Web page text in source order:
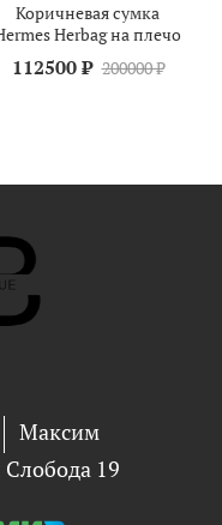
Коричневая сумка
Herbag на плечо
112500 ₽ 200000 ₽
Максим
19